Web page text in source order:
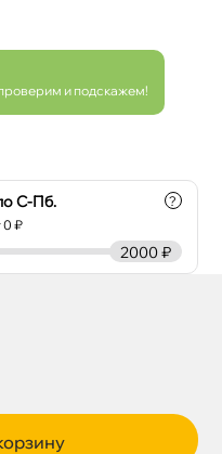
и подскажем!
С-Пб.
0 ₽
?
2000 ₽